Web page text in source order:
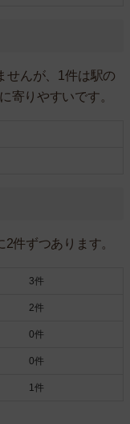
せんが、1件は駅の
寄りやすいです。
件ずつあります。
3件
2件
0件
0件
1件